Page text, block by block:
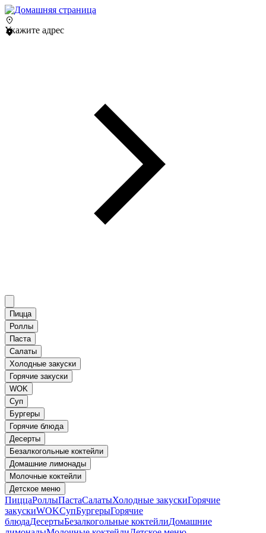
Укажите адрес
Пицца
Роллы
Паста
Салаты
Холодные закуски
Горячие закуски
WOK
Суп
Бургеры
Горячие блюда
Десерты
Безалкогольные коктейли
Домашние лимонады
Молочные коктейли
Детское меню
ПиццаРоллыПастаСалатыХолодные закускиГорячие
закускиWOKСупБургерыГорячие
блюдаДесертыБезалкогольные коктейлиДомашние